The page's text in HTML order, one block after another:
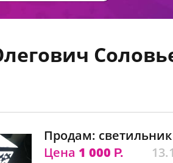
Продам:
Цена 1 000 Р.